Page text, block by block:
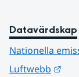
Datavärdskap
Nationella
Luftwebb